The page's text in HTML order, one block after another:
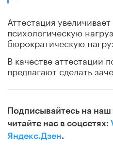
Аттестация
психологическую
бюрократическую
В качестве аттестации
предлагают сделать
Подписывайтесь на наш
читайте нас в соцсетях:
Яндекс.Дзен.